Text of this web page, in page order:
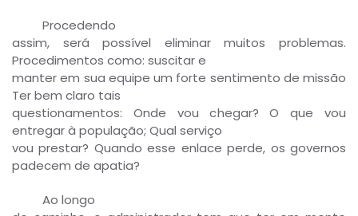
Procedendo
assim, será possível eliminar muitos problemas.
Procedimentos como: suscitar e
manter em sua equipe um forte sentimento de missão
Ter bem claro tais
questionamentos: Onde vou chegar? O que vou
entregar à população; Qual serviço
vou prestar? Quando esse enlace perde, os governos
padecem de apatia?
Ao longo